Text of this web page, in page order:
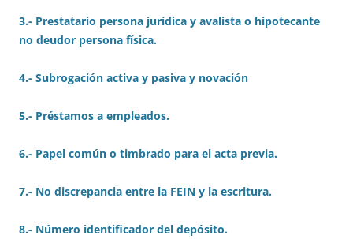
3.- Prestatario persona jurídica y avalista o hipotecante
no deudor persona física.
4.- Subrogación activa y pasiva y novación
5.- Préstamos a empleados.
6.- Papel común o timbrado para el acta previa.
7.- No discrepancia entre la FEIN y la escritura.
8.- Número identificador del depósito.